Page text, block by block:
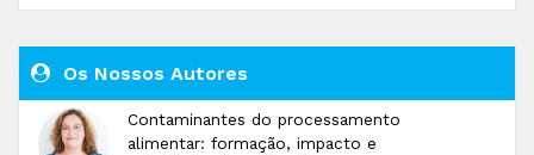
Os Nossos Autores
Contaminantes do processamento
alimentar: formação, impacto e